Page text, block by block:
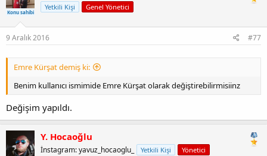
Konu sahibi
Yetkili Kişi Genel Yönetici
9 Aralık 2016 #77
Emre Kürşat demiş ki:
Benim kullanıcı ismimide Emre Kürşat olarak değiştirebilirmisiinz
Değişim yapıldı.
Y. Hocaoğlu
İnstagram: yavuz_hocaoglu_ Yetkili Kişi Yönetici